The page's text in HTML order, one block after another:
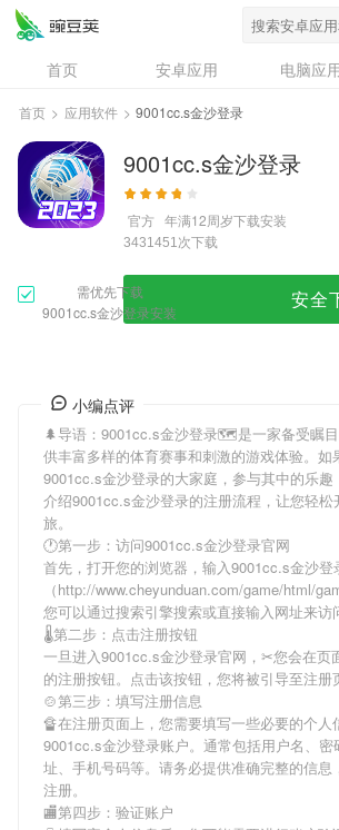
首页 安卓应用 电脑应
资讯
专题
问答
首页 > 应用软件 > 9001cc.s金沙登录
9001cc.s金沙登录
官方 年满12周岁下载安装
3431451次下载
需优先下载
9001cc.s金沙登录安装
安全
小编点评
🌲导语： 9001cc.s金沙登录🗺是一家备受瞩目
供丰富多样的体育赛事和刺激的游戏体验。如
9001cc.s金沙登录的大家庭，参与其中的乐
介绍9001cc.s金沙登录的注册流程，让您轻松
旅。
🕐第一步：访问9001cc.s金沙登录官网
首先，打开您的浏览器，输入9001cc.s金沙登
（http://www.cheyunduan.com/game/html/
您可以通过搜索引擎搜索或直接输入网址来访
🌡第二步：点击注册按钮
一旦进入9001cc.s金沙登录官网，✂您会在页
的注册按钮。点击该按钮，您将被引导至注册
🍲第三步：填写注册信息
🔏在注册页面上，您需要填写一些必要的个人
9001cc.s金沙登录账户。通常包括用户名、
址、手机号码等。请务必提供准确完整的信息
注册。
🏬第四步：验证账户